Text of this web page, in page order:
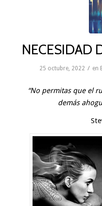
NECESIDAD
25 octubre, 2022 / en
“No permitas que el
demás